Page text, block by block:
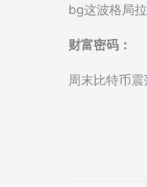
bg这波格局
财富密码：
周末比特币震